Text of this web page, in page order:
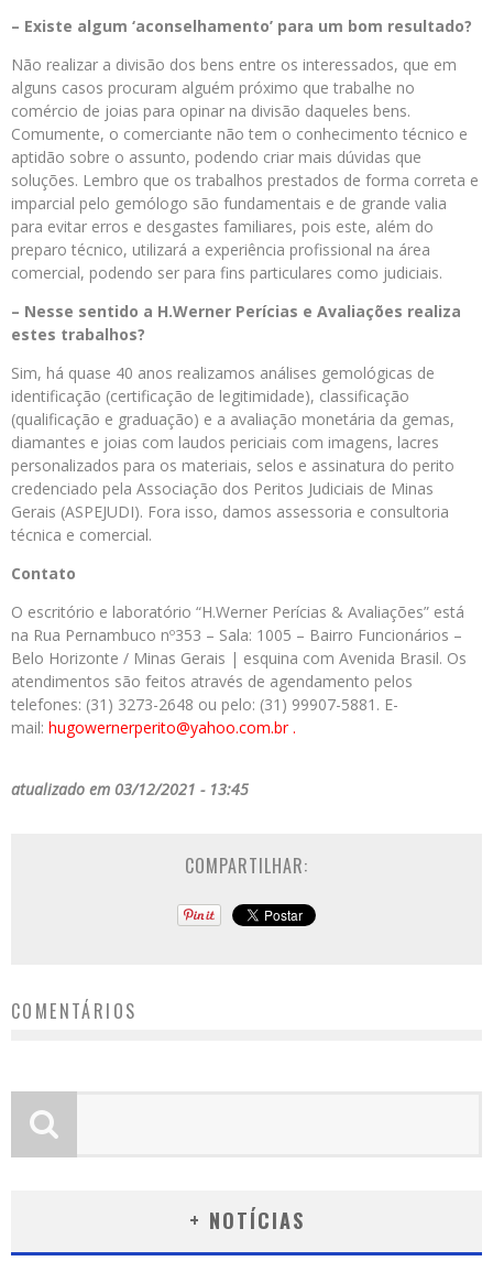
– Existe algum ‘aconselhamento’ para um bom resultado?
Não realizar a divisão dos bens entre os interessados, que em
alguns casos procuram alguém próximo que trabalhe no
comércio de joias para opinar na divisão daqueles bens.
Comumente, o comerciante não tem o conhecimento técnico e
aptidão sobre o assunto, podendo criar mais dúvidas que
soluções. Lembro que os trabalhos prestados de forma correta e
imparcial pelo gemólogo são fundamentais e de grande valia
para evitar erros e desgastes familiares, pois este, além do
preparo técnico, utilizará a experiência profissional na área
comercial, podendo ser para fins particulares como judiciais.
– Nesse sentido a H.Werner Perícias e Avaliações realiza
estes trabalhos?
Sim, há quase 40 anos realizamos análises gemológicas de
identificação (certificação de legitimidade), classificação
(qualificação e graduação) e a avaliação monetária da gemas,
diamantes e joias com laudos periciais com imagens, lacres
personalizados para os materiais, selos e assinatura do perito
credenciado pela Associação dos Peritos Judiciais de Minas
Gerais (ASPEJUDI). Fora isso, damos assessoria e consultoria
técnica e comercial.
Contato
O escritório e laboratório “H.Werner Perícias & Avaliações” está
na Rua Pernambuco nº353 – Sala: 1005 – Bairro Funcionários –
Belo Horizonte / Minas Gerais | esquina com Avenida Brasil. Os
atendimentos são feitos através de agendamento pelos
telefones: (31) 3273-2648 ou pelo: (31) 99907-5881. E-
mail: hugowernerperito@yahoo.com.br .
atualizado em 03/12/2021 - 13:45
COMPARTILHAR:
COMENTÁRIOS
+ NOTÍCIAS